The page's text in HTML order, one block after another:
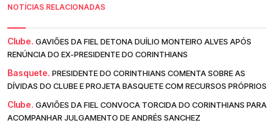
NOTÍCIAS RELACIONADAS
Clube. GAVIÕES DA FIEL DETONA DUÍLIO MONTEIRO ALVES APÓS
RENÚNCIA DO EX-PRESIDENTE DO CORINTHIANS
Basquete. PRESIDENTE DO CORINTHIANS COMENTA SOBRE AS
DÍVIDAS DO CLUBE E PROJETA BASQUETE COM RECURSOS PRÓPRIOS
Clube. GAVIÕES DA FIEL CONVOCA TORCIDA DO CORINTHIANS PARA
ACOMPANHAR JULGAMENTO DE ANDRÉS SANCHEZ